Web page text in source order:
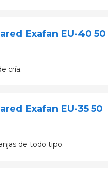
Exafan EU-40 50
cría.
Exafan EU-35 50
de todo tipo.